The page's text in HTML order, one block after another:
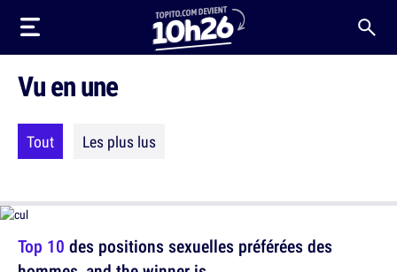
Vu en une
Tout Les plus lus
Top 10 des positions sexuelles préférées des